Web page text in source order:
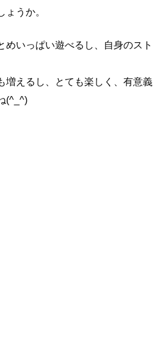
ょうか。
めいっぱい遊べるし、自身のスト
増えるし、とても楽しく、有意義
(^_^)